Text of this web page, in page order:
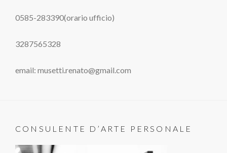
0585-283390(orario ufficio)
3287565328
email: musetti.renato@gmail.com
CONSULENTE D’ARTE PERSONALE